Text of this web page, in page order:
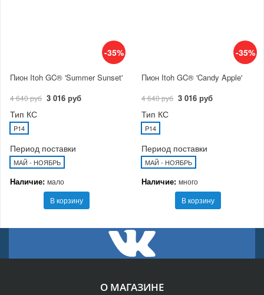
-35%
Пион Itoh GC® 'Summer Sunset'
4 640 руб 3 016 руб
Тип КС
P14
Период поставки
МАЙ - НОЯБРЬ
Наличие: мало
В корзину
-35%
Пион Itoh GC® 'Candy Apple'
4 640 руб 3 016 руб
Тип КС
P14
Период поставки
МАЙ - НОЯБРЬ
Наличие: много
В корзину
О МАГАЗИНЕ